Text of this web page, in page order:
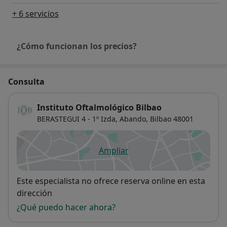
+ 6 servicios
¿Cómo funcionan los precios?
Consulta
Instituto Oftalmológico Bilbao
BERASTEGUI 4 - 1º Izda, Abando, Bilbao 48001
Ampliarse abre en una nueva
Disponibilidad
Este especialista no ofrece reserva online en esta
dirección
¿Qué puedo hacer ahora?